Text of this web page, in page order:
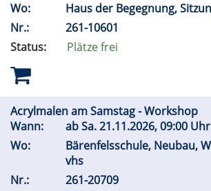
Wo:
Haus der Begegnung,
Nr.:
261-10601
Status:
Plätze frei
Acrylmalen am Samstag - Workshop
Wann:
abSa.21.11.2026, 09:00 Uhr
Wo:
Bärenfelsschule, Neubau,
vhs
Nr.:
261-20709